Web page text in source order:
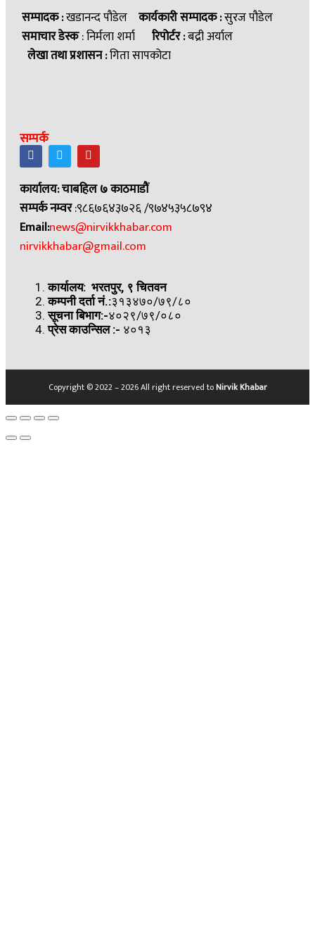
सम्पादक :खडानन्द पौडेल कार्यकारी सम्पादक :सुरज पौडेल
समाचार डेस्क: निर्मला शर्मा रिपोर्टर :बद्री अर्याल
लेखा तथा प्रशासन :गिता सापकोटा
सम्पर्क
कार्यालय: चाबहिल ७ काठमाडौं
सम्पर्क नम्वर:९८६७६४३७२६ /९७४५३५८७९४
Email:news@nirvikkhabar.com
nirvikkhabar@gmail.com
कार्यालय: भरतपुर, ९ चितवन
कम्पनी दर्ता नं.:३१३४७०/७९/८०
सूचना बिभाग:-४०२९/७९/०८०
प्रेस काउन्सिल:- ४०१३
Copyright © 2022 – 2026 All right reserved toNirvik Khabar